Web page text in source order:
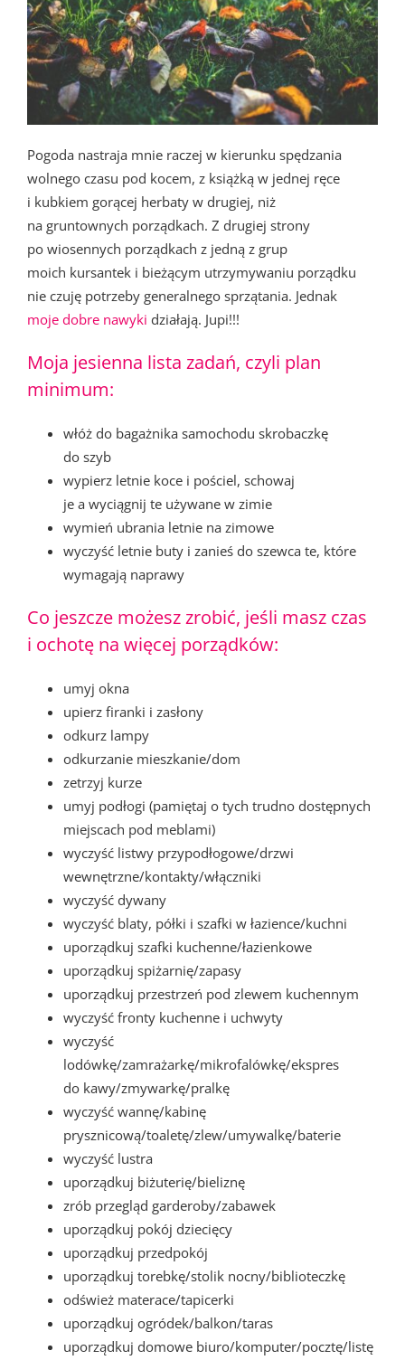
Pogoda nastraja mnie raczej w kierunku spędzania
wolnego czasu pod kocem, z książką w jednej ręce
i kubkiem gorącej herbaty w drugiej, niż
na gruntownych porządkach. Z drugiej strony
po wiosennych porządkach z jedną z grup
moich kursantek i bieżącym utrzymywaniu porządku
nie czuję potrzeby generalnego sprzątania. Jednak
moje dobre nawyki działają. Jupi!!!
Moja jesienna lista zadań, czyli plan
minimum:
włóż do bagażnika samochodu skrobaczkę
do szyb
wypierz letnie koce i pościel, schowaj
je a wyciągnij te używane w zimie
wymień ubrania letnie na zimowe
wyczyść letnie buty i zanieś do szewca te, które
wymagają naprawy
Co jeszcze możesz zrobić, jeśli masz czas
i ochotę na więcej porządków:
umyj okna
upierz firanki i zasłony
odkurz lampy
odkurzanie mieszkanie/dom
zetrzyj kurze
umyj podłogi (pamiętaj o tych trudno dostępnych
miejscach pod meblami)
wyczyść listwy przypodłogowe/drzwi
wewnętrzne/kontakty/włączniki
wyczyść dywany
wyczyść blaty, półki i szafki w łazience/kuchni
uporządkuj szafki kuchenne/łazienkowe
uporządkuj spiżarnię/zapasy
uporządkuj przestrzeń pod zlewem kuchennym
wyczyść fronty kuchenne i uchwyty
wyczyść
lodówkę/zamrażarkę/mikrofalówkę/ekspres
do kawy/zmywarkę/pralkę
wyczyść wannę/kabinę
prysznicową/toaletę/zlew/umywalkę/baterie
wyczyść lustra
uporządkuj biżuterię/bieliznę
zrób przegląd garderoby/zabawek
uporządkuj pokój dziecięcy
uporządkuj przedpokój
uporządkuj torebkę/stolik nocny/biblioteczkę
odśwież materace/tapicerki
uporządkuj ogródek/balkon/taras
uporządkuj domowe biuro/komputer/pocztę/listę